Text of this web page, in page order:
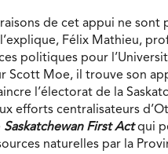
de cet appui ne sont
Félix Mathieu,
politiques pour
Scott Moe, il trouve son
l’électorat de la
efforts centralisateurs
Saskatchewan First Actqui
naturelles par la